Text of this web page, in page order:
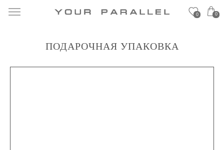
0
0
ПОДАРОЧНАЯ УПАКОВКА